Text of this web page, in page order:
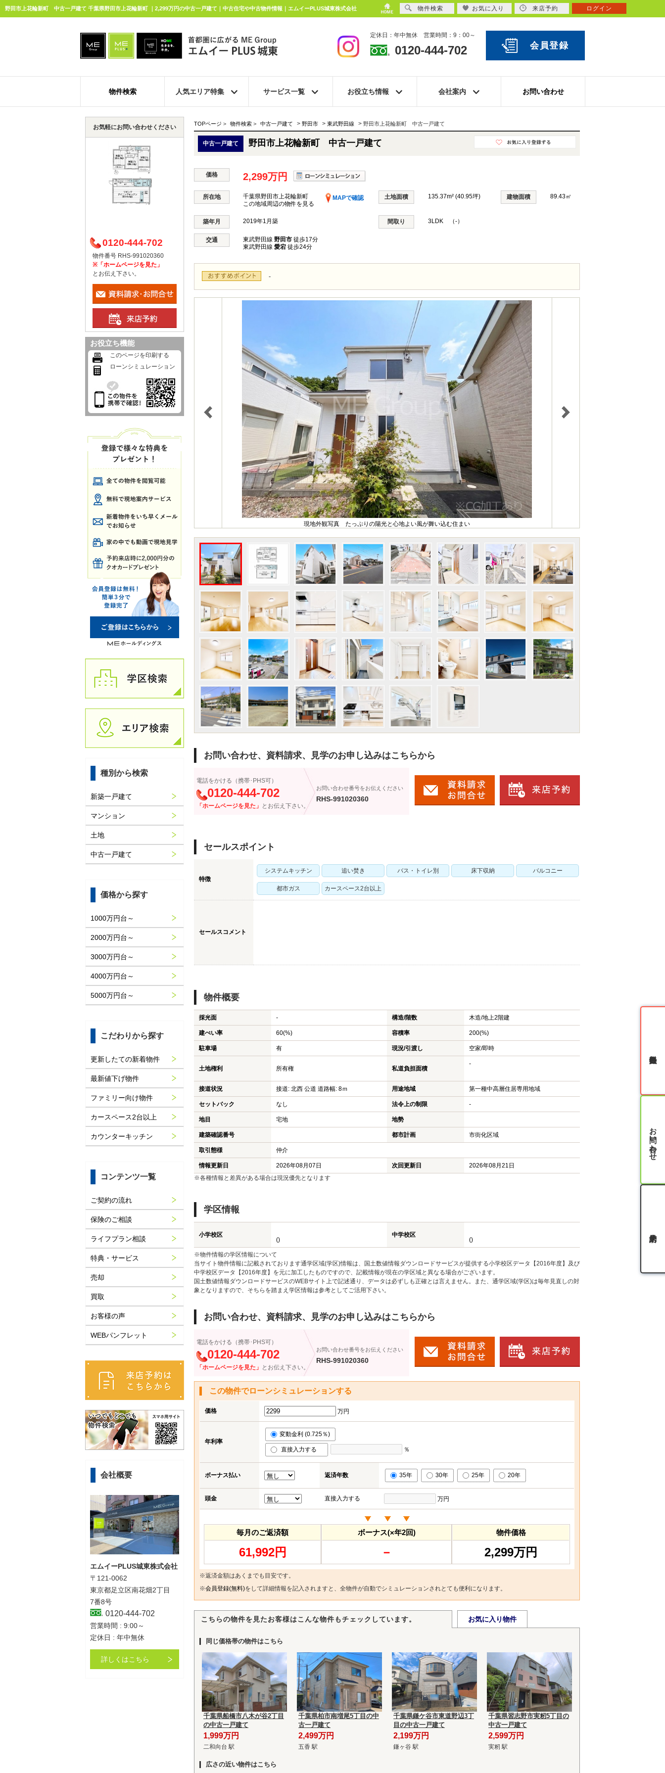
野田市上花輪新町 中古一戸建て 千葉県野田市上花輪新町 ｜2,299万円の中古一戸建て｜中古住宅や中古物件情報｜エムイーPLUS城東株式会社
定休日：年中無休 営業時間：9：00～
0120-444-702 会員登録
物件検索 人気エリア特集 サービス一覧 お役立ち情報 会社案内 お問い合わせ
TOPページ > 物件検索 > 中古一戸建て > 野田市 > 東武野田線 > 野田市上花輪新町 中古一戸建て
中古一戸建て 野田市上花輪新町 中古一戸建て
価格 2,299万円
所在地 千葉県野田市上花輪新町
MAPで確認
この地域周辺の物件を見る
土地面積 135.37m² (40.95坪) 建物面積 89.43㎡
築年月 2019年1月築 間取り 3LDK （-）
交通 東武野田線 野田市 徒歩17分
東武野田線 愛宕 徒歩24分
-
現地外観写真 たっぷりの陽光と心地よい風が舞い込む住まい
お問い合わせ、資料請求、見学のお申し込みはこちらから
電話をかける（携帯･PHS可）
0120-444-702
「ホームページを見た」 とお伝え下さい。
お問い合わせ番号をお伝えください
RHS-991020360
セールスポイント
特徴
システムキッチン 追い焚き バス・トイレ別 床下収納 バルコニー
都市ガス カースペース2台以上
セールスコメント
物件概要
採光面 - 構造/階数 木造/地上2階建
建ぺい率 60(%) 容積率 200(%)
駐車場 有 現況/引渡し 空家/即時
土地権利 所有権 私道負担面積
-
接道状況 接道: 北西 公道 道路幅: 8ｍ 用途地域 第一種中高層住居専用地域
セットバック なし 法令上の制限 -
地目 宅地 地勢
建築確認番号 都市計画 市街化区域
取引態様 仲介
情報更新日 2026年08月07日 次回更新日
2026年08月21日
※各種情報と差異がある場合は現況優先となります
学区情報
小学校区
()
中学校区
()
※物件情報の学区情報について
当サイト物件情報に記載されております通学区域(学区)情報は、国土数値情報ダウンロードサービスが提供する小学校区データ【2016年度】及び
中学校区データ【2016年度】を元に加工したものですので、記載情報が現在の学区域と異なる場合がございます。
国土数値情報ダウンロードサービスのWEBサイト上で記述通り、データは必ずしも正確とは言えません。また、通学区域(学区)は毎年見直しの対
象となりますので、そちらを踏まえ学区情報は参考としてご活用下さい。
お問い合わせ、資料請求、見学のお申し込みはこちらから
電話をかける（携帯･PHS可）
0120-444-702
「ホームページを見た」 とお伝え下さい。
お問い合わせ番号をお伝えください
RHS-991020360
この物件でローンシミュレーションする
価格 万円
年利率
変動金利 (0.725％)
直接入力する ％
ボーナス払い 返済年数 35年 30年 25年 20年
頭金 直接入力する 万円
毎月のご返済額
61,992円
ボーナス(×年2回)
－
物件価格
2,299万円
※返済金額はあくまでも目安です。
※会員登録(無料)をして詳細情報を記入されますと、全物件が自動でシミュレーションされとても便利になります。
こちらの物件を見たお客様はこんな物件もチェックしています。 お気に入り物件
同じ価格帯の物件はこちら
千葉県船橋市八木が谷2丁目
の中古一戸建て
1,999万円
二和向台 駅
千葉県柏市南増尾5丁目の中
古一戸建て
2,499万円
五香 駅
千葉県鎌ケ谷市東道野辺3丁
目の中古一戸建て
2,199万円
鎌ヶ谷 駅
千葉県習志野市実籾5丁目の
中古一戸建て
2,599万円
実籾 駅
広さの近い物件はこちら
お気軽にお問い合わせください
0120-444-702
物件番号 RHS-991020360
※「ホームページを見た」
とお伝え下さい。
お役立ち機能
このページを印刷する
ローンシミュレーション
種別から検索
新築一戸建て
マンション
土地
中古一戸建て
価格から探す
1000万円台～
2000万円台～
3000万円台～
4000万円台～
5000万円台～
こだわりから探す
更新したての新着物件
最新値下げ物件
ファミリー向け物件
カースペース2台以上
カウンターキッチン
コンテンツ一覧
ご契約の流れ
保険のご相談
ライフプラン相談
特典・サービス
売却
買取
お客様の声
WEBパンフレット
会社概要
エムイーPLUS城東株式会社
〒121-0062
東京都足立区南花畑2丁目
7番8号
0120-444-702
営業時間 : 9:00～
定休日 : 年中無休
詳しくはこちら
物件検索 お気に入り 来店予約 ログイン
お問い合わせ